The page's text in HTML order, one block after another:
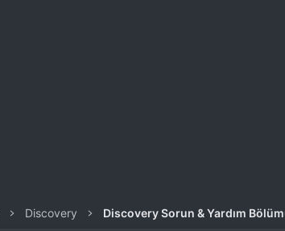
Discovery Discovery Sorun & Yardım